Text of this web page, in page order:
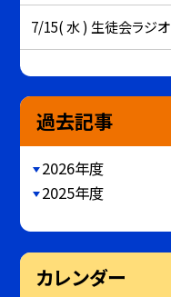
7/15( 水 ) 生徒会ラジオ
過去記事
2026年度
2025年度
カレンダー